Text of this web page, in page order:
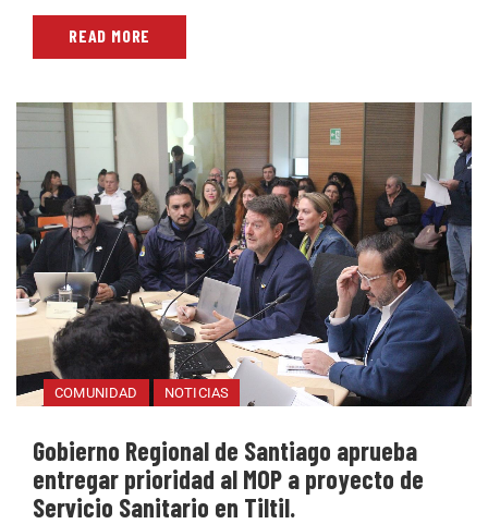
READ MORE
COMUNIDAD NOTICIAS
Gobierno Regional de Santiago aprueba
entregar prioridad al MOP a proyecto de
Servicio Sanitario en Tiltil.